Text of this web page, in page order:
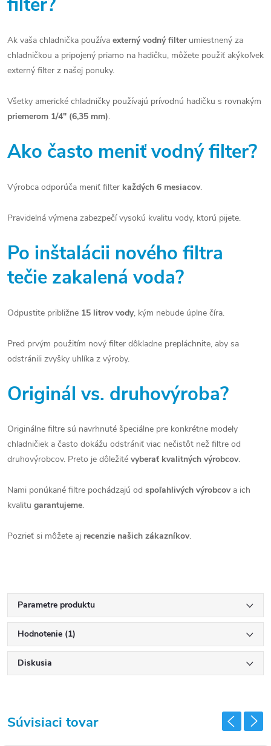
filter?
Ak vaša chladnička používa externý vodný filterumiestnený za
chladničkou a pripojený priamo na hadičku, môžete použiť akýkoľvek
externý filter z našej ponuky.
Všetky americké chladničky používajú prívodnú hadičku s rovnakým
priemerom 1/4" (6,35 mm).
Ako často meniť vodný filter?
Výrobca odporúča meniť filter každých 6 mesiacov.
Pravidelná výmena zabezpečí vysokú kvalitu vody, ktorú pijete.
Po inštalácii nového filtra
tečie zakalená voda?
Odpustite približne 15 litrov vody, kým nebude úplne číra.
Pred prvým použitím nový filter dôkladne prepláchnite, aby sa
odstránili zvyšky uhlíka z výroby.
Originál vs. druhovýroba?
Originálne filtre sú navrhnuté špeciálne pre konkrétne modely
chladničiek a často dokážu odstrániť viac nečistôt než filtre od
druhovýrobcov. Preto je dôležité vyberať kvalitných výrobcov.
Nami ponúkané filtre pochádzajú od spoľahlivých výrobcova ich
kvalitu garantujeme.
Pozrieť si môžete aj recenzie našich zákazníkov.
Parametre produktu
Hodnotenie (1)
Diskusia
Súvisiaci tovar